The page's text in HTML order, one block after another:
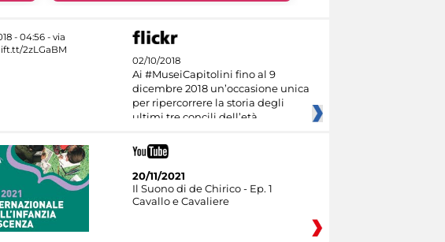
02/10/2018
Ai #MuseiCapitolini fino al 9
dicembre 2018 un’occasione unica
per ripercorrere la storia degli
ultimi tre concili dell’età
20/11/2021
Il Suono di de Chirico - Ep. 1
Cavallo e Cavaliere